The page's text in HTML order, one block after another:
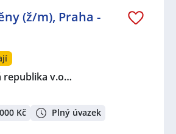
(ž/m), Praha -
republika v.o…
Kč Plný úvazek